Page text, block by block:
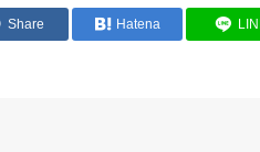
Share Hatena